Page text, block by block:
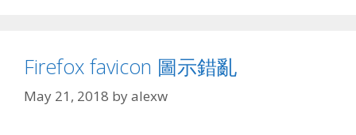
Firefox favicon 圖示錯亂
May 21, 2018 byalexw